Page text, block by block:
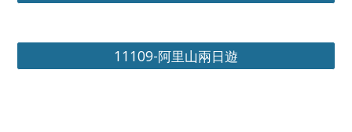
11109-阿里山兩日遊